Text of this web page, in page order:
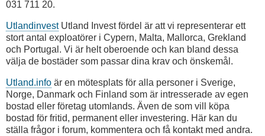
031 711 20.
UtlandinvestUtland Invest fördel är att vi representerar ett
stort antal exploatörer i Cypern, Malta, Mallorca, Grekland
och Portugal. Vi är helt oberoende och kan bland dessa
välja de bostäder som passar dina krav och önskemål.
Utland.info är en mötesplats för alla personer i Sverige,
Norge, Danmark och Finland som är intresserade av egen
bostad eller företag utomlands. Även de som vill köpa
bostad för fritid, permanent eller investering. Här kan du
ställa frågor i forum, kommentera och få kontakt med andra.